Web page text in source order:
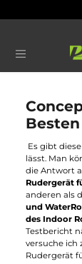
Zum
Es gibt
lässt. Man
die
anderen
und
des